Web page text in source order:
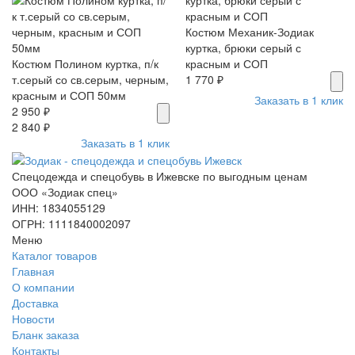
Костюм Полином куртка, п/к
т.серый со св.серым, черным,
красным и СОП 50мм
2 950 ₽
2 840 ₽
Заказать в 1 клик
Костюм Механик-Зодиак
куртка, брюки серый с
красным и СОП
1 770 ₽
Заказать в 1 клик
Спецодежда и спецобувь в Ижевске по выгодным ценам
ООО «Зодиак спец»
ИНН: 1834055129
ОГРН: 1111840002097
Меню
Каталог товаров
Главная
О компании
Доставка
Новости
Бланк заказа
Контакты